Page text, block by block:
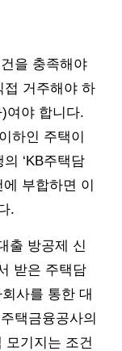
을 충족해야
접 거주해야 하
여야 합니다.
하인 주택이
‘KB주택담
부합하면 이
.
출 방공제 신
받은 주택담
사를 통한 대
택금융공사의
모기지는 조건